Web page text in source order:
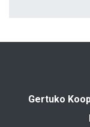
Gertuko